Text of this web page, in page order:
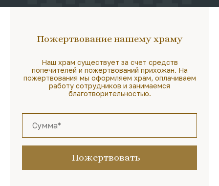
Пожертвование нашему храму
Наш храм существует за счет средств
попечителей и пожертвований прихожан. На
пожертвования мы оформляем храм, оплачиваем
работу сотрудников и занимаемся
благотворительностью.
Пожертвовать